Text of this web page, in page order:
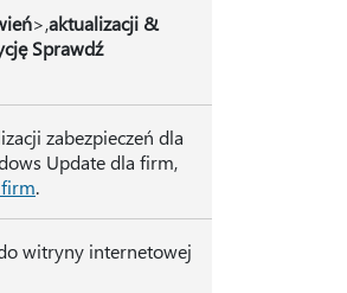
>,aktualizacji &
Sprawdź
zabezpieczeń dla
Update dla firm,
.
witryny internetowej